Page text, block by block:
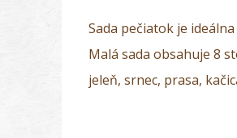
Sada pečiatok je
Malá sada obsahuje 8
jeleň, srnec, prasa,